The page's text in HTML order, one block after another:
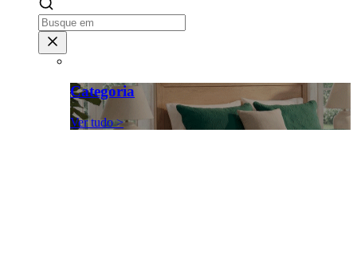
Categoria
Ver tudo >